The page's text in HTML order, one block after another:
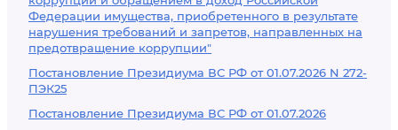
Федерации имущества, приобретенного в результате
нарушения требований и запретов, направленных на
предотвращение коррупции"
Постановление Президиума ВС РФ от 01.07.2026 N 272-
ПЭК25
Постановление Президиума ВС РФ от 01.07.2026